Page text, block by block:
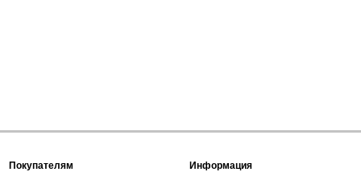
Покупателям Информация